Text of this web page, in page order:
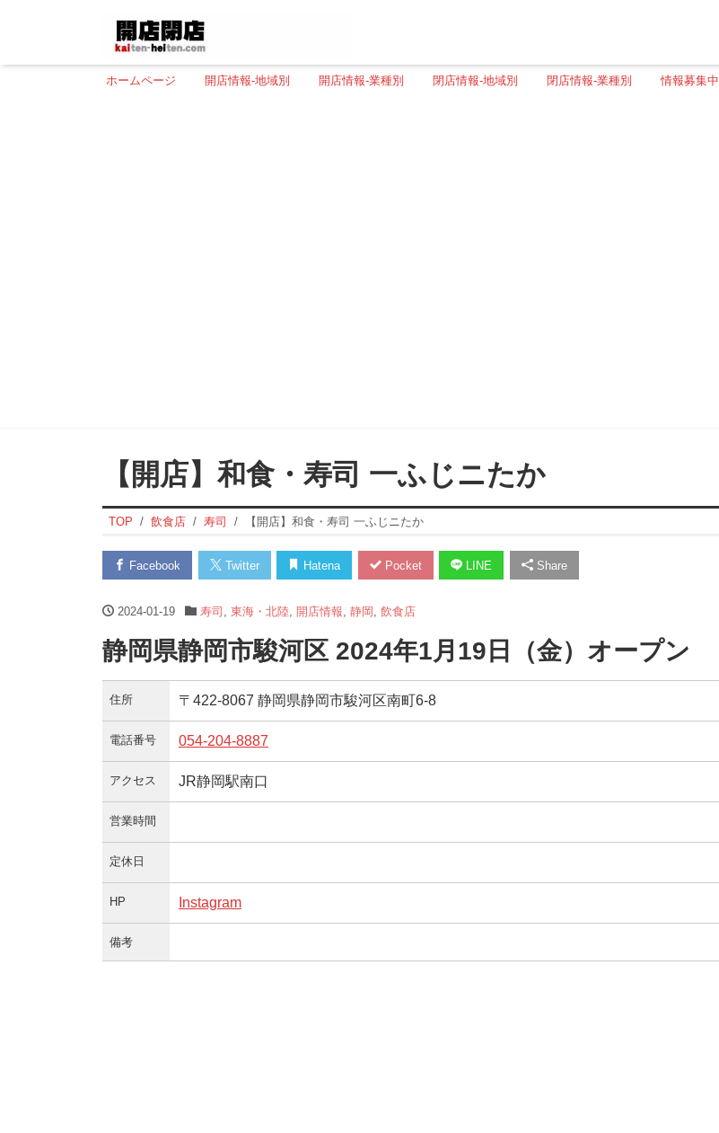
ホームページ 開店情報-地域別 開店情報-業種別 閉店情報-地域別 閉店情報-業種別 情報募集中
【開店】和食・寿司 一ふじニたか
TOP 飲食店 寿司 【開店】和食・寿司 一ふじニたか
Facebook Twitter Hatena Pocket LINE Share
2024-01-19 寿司 東海・北陸, 開店情報 静岡 飲食店
静岡県静岡市駿河区 2024年1月19日（金）オープン
住所 〒422-8067 静岡県静岡市駿河区南町6-8
電話番号 054-204-8887
アクセス JR静岡駅南口
営業時間
定休日
HP Instagram
備考